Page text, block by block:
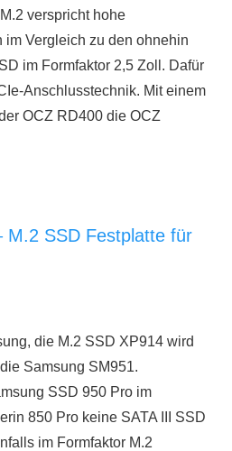
verspricht hohe
Vergleich zu den ohnehin
im Formfaktor 2,5 Zoll. Dafür
Anschlusstechnik. Mit einem
OCZ RD400 die OCZ
M.2 SSD Festplatte für
die M.2 SSD XP914 wird
Samsung SM951.
SSD 950 Pro im
850 Pro keine SATA III SSD
im Formfaktor M.2